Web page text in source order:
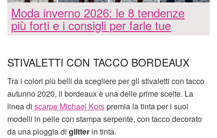
Moda inverno 2026: le 8 tendenze
più forti e i consigli per farle tue
STIVALETTI CON TACCO BORDEAUX
Tra i colori più belli da scegliere per gli stivaletti con tacco
autunno 2020, il bordeaux è una delle prime scelte. La
linea di scarpe Michael Korspremia la tinta per i suoi
modelli in pelle con stampa serpente, con tacco decorato
da una pioggia di glitter in tinta.